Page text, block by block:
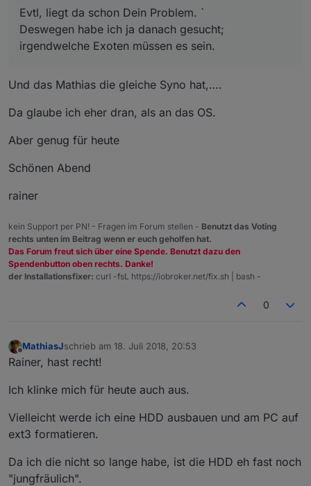
Evtl, liegt da schon Dein Problem. `
Deswegen habe ich ja danach gesucht;
irgendwelche Exoten müssen es sein.
Und das Mathias die gleiche Syno hat,….
Da glaube ich eher dran, als an das OS.
Aber genug für heute
Schönen Abend
rainer
kein Support per PN! - Fragen im Forum stellen - Benutzt das Voting
rechts unten im Beitrag wenn er euch geholfen hat.
Das Forum freut sich über eine Spende. Benutzt dazu den
Spendenbutton oben rechts. Danke!
der Installationsfixer: curl -fsL https://iobroker.net/fix.sh | bash -
0
Offline
MathiasJschrieb am 18. Juli 2018, 20:53
zuletzt editiert von
Rainer, hast recht!
Ich klinke mich für heute auch aus.
Vielleicht werde ich eine HDD ausbauen und am PC auf
ext3 formatieren.
Da ich die nicht so lange habe, ist die HDD eh fast noch
"jungfräulich".